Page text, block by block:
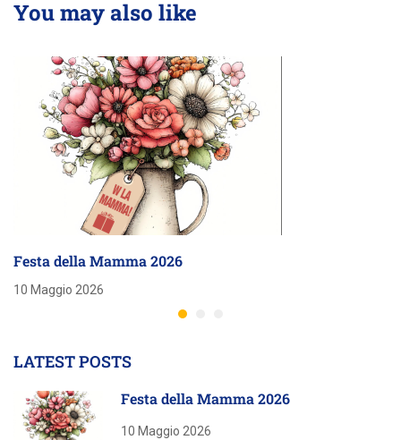
You may also like
Festa della Mamma 2026
10 Maggio 2026
LATEST POSTS
Festa della Mamma 2026
10 Maggio 2026